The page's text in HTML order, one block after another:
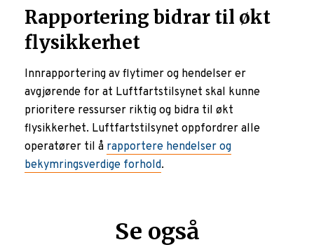
Rapportering bidrar til økt
flysikkerhet
Innrapportering av flytimer og hendelser er
avgjørende for at Luftfartstilsynet skal kunne
prioritere ressurser riktig og bidra til økt
flysikkerhet. Luftfartstilsynet oppfordrer alle
operatører til å rapportere hendelser og
bekymringsverdige forhold.
Se også